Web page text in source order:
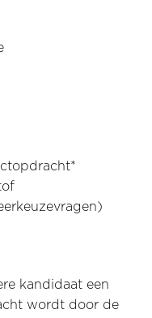
kandidaat een
wordt door de